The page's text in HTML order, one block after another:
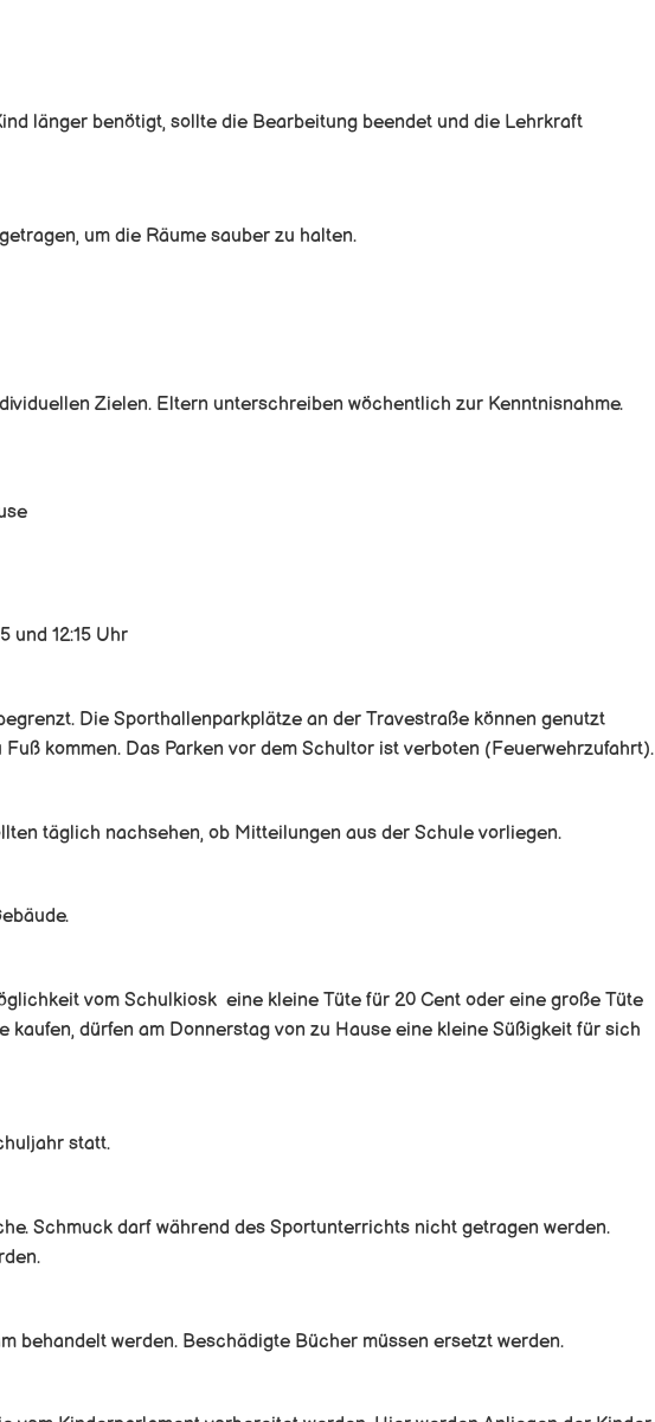
länger benötigt, sollte die Bearbeitung beendet und die Lehrkraft
um die Räume sauber zu halten.
Zielen. Eltern unterschreiben wöchentlich zur Kenntnisnahme.
und 12:15 Uhr
Die Sporthallenparkplätze an der Travestraße können genutzt
kommen. Das Parken vor dem Schultor ist verboten (Feuerwehrzufahrt).
täglich nachsehen, ob Mitteilungen aus der Schule vorliegen.
vom Schulkiosk eine kleine Tüte für 20 Cent oder eine große Tüte
kaufen, dürfen am Donnerstag von zu Hause eine kleine Süßigkeit für sich
statt.
Schmuck darf während des Sportunterrichts nicht getragen werden.
behandelt werden. Beschädigte Bücher müssen ersetzt werden.